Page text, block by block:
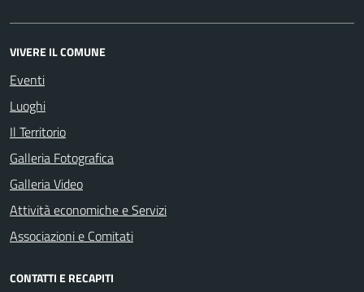
VIVERE IL COMUNE
Eventi
Luoghi
Il Territorio
Galleria Fotografica
Galleria Video
Attività economiche e Servizi
Associazioni e Comitati
CONTATTI E RECAPITI